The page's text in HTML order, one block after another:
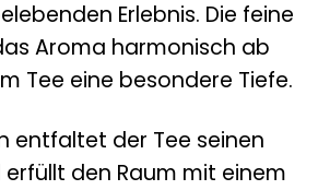
Erlebnis. Die feine
Aroma harmonisch ab
Tee eine besondere Tiefe.
entfaltet der Tee seinen
den Raum mit einem